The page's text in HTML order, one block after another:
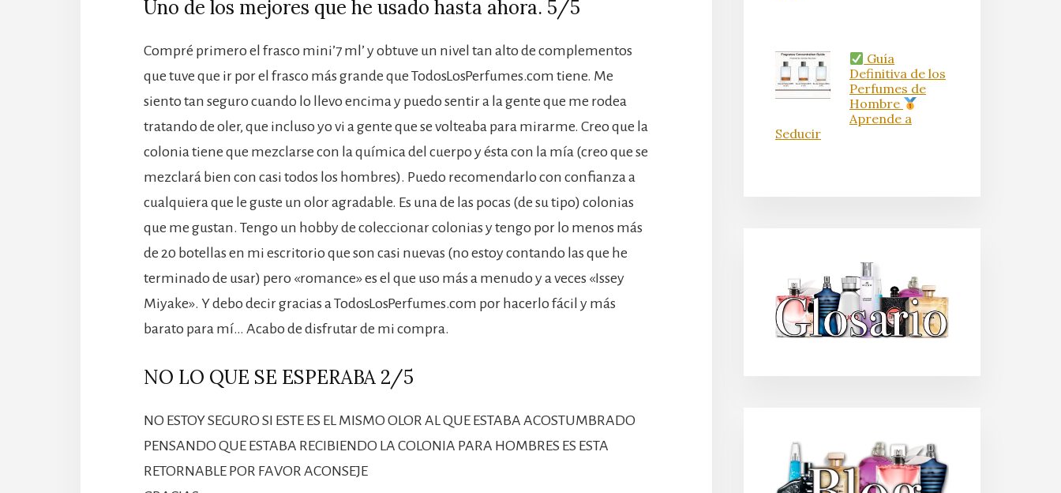
Uno de los mejores que he usado hasta ahora. 5/5
Compré primero el frasco mini’7 ml’ y obtuve un nivel tan alto de complementos
que tuve que ir por el frasco más grande que TodosLosPerfumes.com tiene. Me
siento tan seguro cuando lo llevo encima y puedo sentir a la gente que me rodea
tratando de oler, que incluso yo vi a gente que se volteaba para mirarme. Creo que la
colonia tiene que mezclarse con la química del cuerpo y ésta con la mía (creo que se
mezclará bien con casi todos los hombres). Puedo recomendarlo con confianza a
cualquiera que le guste un olor agradable. Es una de las pocas (de su tipo) colonias
que me gustan. Tengo un hobby de coleccionar colonias y tengo por lo menos más
de 20 botellas en mi escritorio que son casi nuevas (no estoy contando las que he
terminado de usar) pero «romance» es el que uso más a menudo y a veces «Issey
Miyake». Y debo decir gracias a TodosLosPerfumes.com por hacerlo fácil y más
barato para mí… Acabo de disfrutar de mi compra.
NO LO QUE SE ESPERABA 2/5
NO ESTOY SEGURO SI ESTE ES EL MISMO OLOR AL QUE ESTABA ACOSTUMBRADO
PENSANDO QUE ESTABA RECIBIENDO LA COLONIA PARA HOMBRES ES ESTA
RETORNABLE POR FAVOR ACONSEJE
Guía
Definitiva de los
Perfumes de
Hombre
Aprende a
Seducir